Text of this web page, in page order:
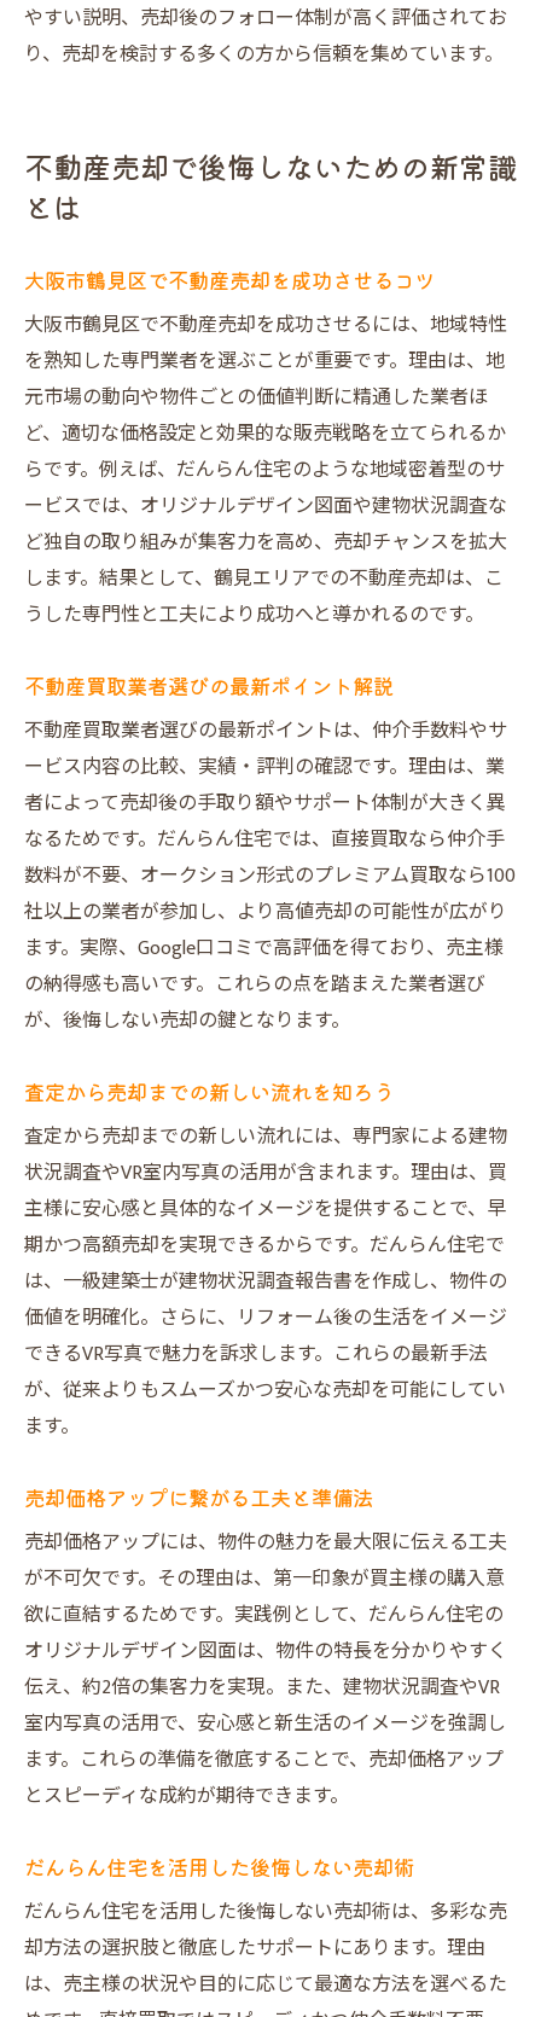
やすい説明、売却後のフォロー体制が高く評価されてお
り、売却を検討する多くの方から信頼を集めています。
不動産売却で後悔しないための新常識
とは
大阪市鶴見区で不動産売却を成功させるコツ
大阪市鶴見区で不動産売却を成功させるには、地域特性
を熟知した専門業者を選ぶことが重要です。理由は、地
元市場の動向や物件ごとの価値判断に精通した業者ほ
ど、適切な価格設定と効果的な販売戦略を立てられるか
らです。例えば、だんらん住宅のような地域密着型のサ
ービスでは、オリジナルデザイン図面や建物状況調査な
ど独自の取り組みが集客力を高め、売却チャンスを拡大
します。結果として、鶴見エリアでの不動産売却は、こ
うした専門性と工夫により成功へと導かれるのです。
不動産買取業者選びの最新ポイント解説
不動産買取業者選びの最新ポイントは、仲介手数料やサ
ービス内容の比較、実績・評判の確認です。理由は、業
者によって売却後の手取り額やサポート体制が大きく異
なるためです。だんらん住宅では、直接買取なら仲介手
数料が不要、オークション形式のプレミアム買取なら100
社以上の業者が参加し、より高値売却の可能性が広がり
ます。実際、Google口コミで高評価を得ており、売主様
の納得感も高いです。これらの点を踏まえた業者選び
が、後悔しない売却の鍵となります。
査定から売却までの新しい流れを知ろう
査定から売却までの新しい流れには、専門家による建物
状況調査やVR室内写真の活用が含まれます。理由は、買
主様に安心感と具体的なイメージを提供することで、早
期かつ高額売却を実現できるからです。だんらん住宅で
は、一級建築士が建物状況調査報告書を作成し、物件の
価値を明確化。さらに、リフォーム後の生活をイメージ
できるVR写真で魅力を訴求します。これらの最新手法
が、従来よりもスムーズかつ安心な売却を可能にしてい
ます。
売却価格アップに繋がる工夫と準備法
売却価格アップには、物件の魅力を最大限に伝える工夫
が不可欠です。その理由は、第一印象が買主様の購入意
欲に直結するためです。実践例として、だんらん住宅の
オリジナルデザイン図面は、物件の特長を分かりやすく
伝え、約2倍の集客力を実現。また、建物状況調査やVR
室内写真の活用で、安心感と新生活のイメージを強調し
ます。これらの準備を徹底することで、売却価格アップ
とスピーディな成約が期待できます。
だんらん住宅を活用した後悔しない売却術
だんらん住宅を活用した後悔しない売却術は、多彩な売
却方法の選択肢と徹底したサポートにあります。理由
は、売主様の状況や目的に応じて最適な方法を選べるた